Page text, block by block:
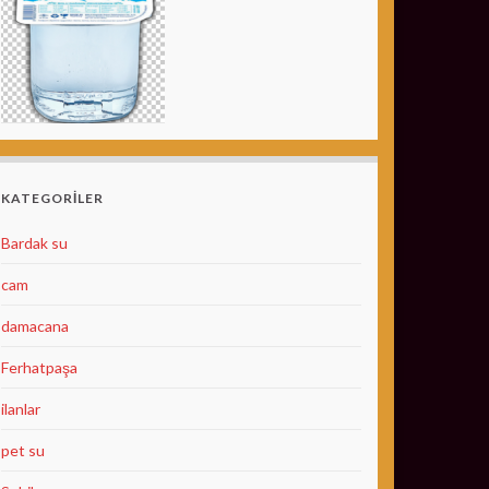
KATEGORILER
Bardak su
cam
damacana
Ferhatpaşa
ilanlar
pet su